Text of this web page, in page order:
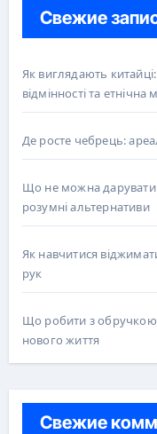
Свежие
Як виглядають
відмінності та етнічна
Де росте чебрець:
Що не можна дарувати
розумні альтернативи
Як навчитися
рук
Що робити з обручкою
нового життя
Свежие